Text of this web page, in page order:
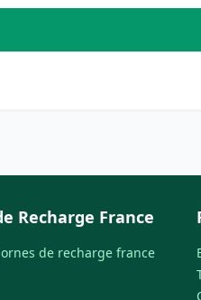
Recharge France
de recharge france